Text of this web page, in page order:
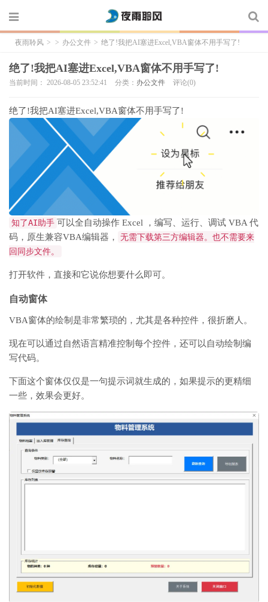
夜雨聆风 > > 办公文件 > 绝了!我把AI塞进Excel,VBA窗体不用手写了!
绝了!我把AI塞进Excel,VBA窗体不用手写了!
当前时间： 2026-08-05 23:52:41 分类： 办公文件 评论(0)
绝了!我把AI塞进Excel,VBA窗体不用手写了!
知了AI助手 可以全自动操作 Excel ，编写、运行、调试 VBA 代
码，原生兼容VBA编辑器，
无需下载第三方编辑器。也不需要来
回同步文件。
打开软件，直接和它说你想要什么即可。
自动窗体
VBA窗体的绘制是非常繁琐的，尤其是各种控件，很折磨人。
现在可以通过自然语言精准控制每个控件，还可以自动绘制编
写代码。
下面这个窗体仅仅是一句提示词就生成的，如果提示的更精细
一些，效果会更好。